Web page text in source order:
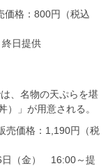
格：800円（税込
日提供
、名物の天ぷらを堪
）」が用意される。
売価格：1,190円（税
日（金） 16:00～提